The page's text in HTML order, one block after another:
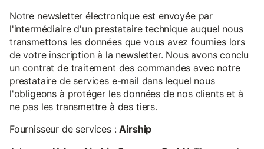
Notre newsletter électronique est envoyée par
l'intermédiaire d'un prestataire technique auquel nous
transmettons les données que vous avez fournies lors
de votre inscription à la newsletter. Nous avons conclu
un contrat de traitement des commandes avec notre
prestataire de services e-mail dans lequel nous
l'obligeons à protéger les données de nos clients et à
ne pas les transmettre à des tiers.
Fournisseur de services :Airship